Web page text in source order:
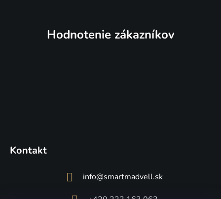
Hodnotenie zákazníkov
Kontakt
info@smartmadvell.sk